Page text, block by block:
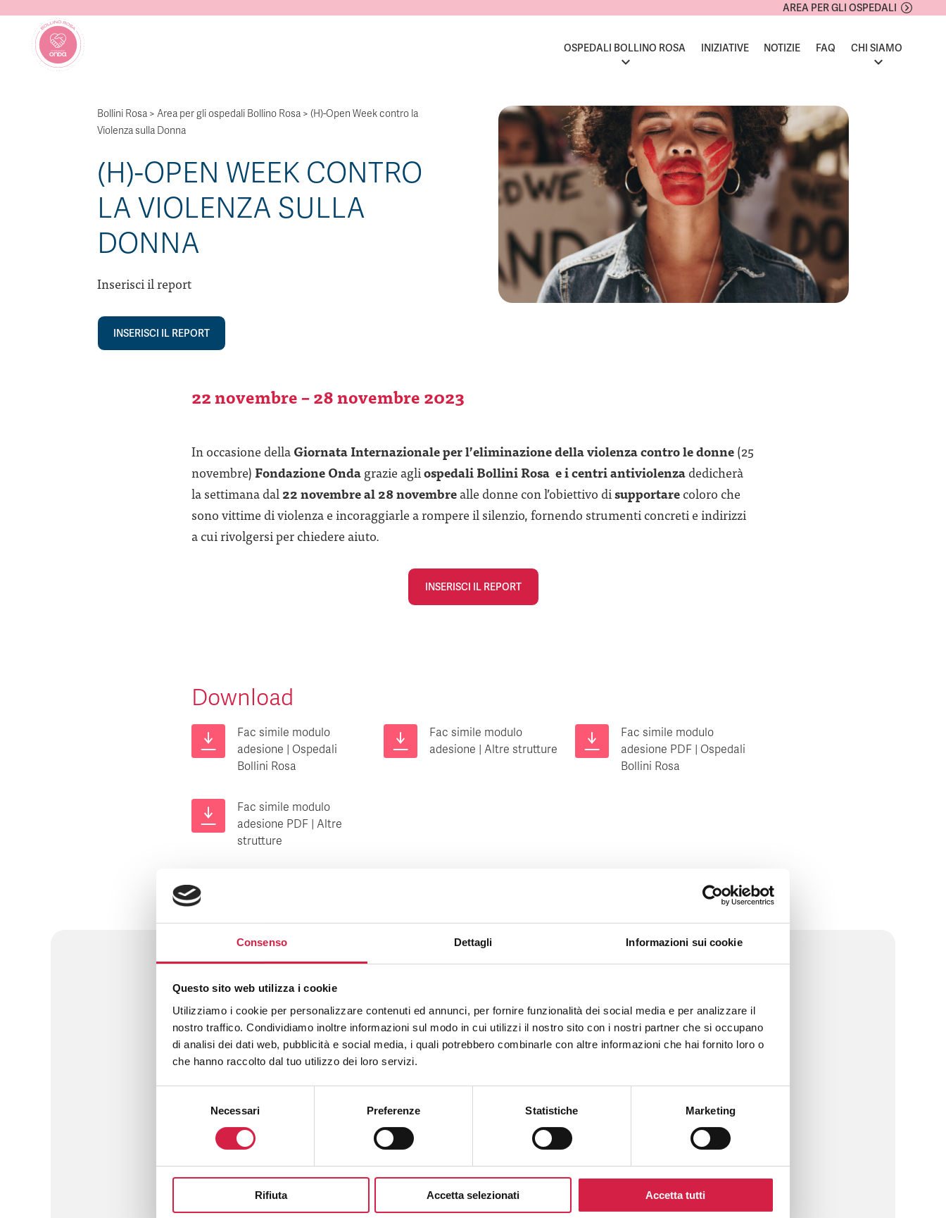
Consenso Dettagli Informazioni sui cookie
Questo sito web utilizza i cookie
Utilizziamo i cookie per personalizzare contenuti ed annunci, per fornire funzionalità dei social media e per analizzare il
nostro traffico. Condividiamo inoltre informazioni sul modo in cui utilizzi il nostro sito con i nostri partner che si occupano
di analisi dei dati web, pubblicità e social media, i quali potrebbero combinarle con altre informazioni che hai fornito loro o
che hanno raccolto dal tuo utilizzo dei loro servizi.
Necessari Preferenze Statistiche Marketing
Rifiuta Accetta selezionati Accetta tutti
AREA PER GLI OSPEDALI
OSPEDALI BOLLINO ROSA INIZIATIVE NOTIZIE FAQ CHI SIAMO
Bollini Rosa > Area per gli ospedali Bollino Rosa > (H)-Open Week contro la
Violenza sulla Donna
(H)-OPEN WEEK CONTRO
LA VIOLENZA SULLA
DONNA
Inserisci il report
INSERISCI IL REPORT
22 novembre – 28 novembre 2023
In occasione dellaGiornata Internazionale per l’eliminazione della violenza contro le donne(25
novembre)Fondazione Ondagrazie agliospedali Bollini Rosa e i centri antiviolenzadedicherà
la settimana dal22 novembre al 28 novembrealle donne con l’obiettivo disupportarecoloro che
sono vittime di violenza e incoraggiarle a rompere il silenzio, fornendo strumenti concreti e indirizzi
a cui rivolgersi per chiedere aiuto.
INSERISCI IL REPORT
Download
Fac simile modulo
adesione | Ospedali
Bollini Rosa
Fac simile modulo
adesione | Altre strutture
Fac simile modulo
adesione PDF | Ospedali
Bollini Rosa
Fac simile modulo
adesione PDF | Altre
strutture
FAQ per gli ospedali: iniziative
Come aderire alle iniziative Bollino Rosa.
Posso modificare i servizi che ho inserito?
Posso inserire un nuovo servizio anche successivamente alla data di scadenza?
Vorrei inserire un servizio in una data diversa da quella prevista per l’iniziativa, posso farlo?